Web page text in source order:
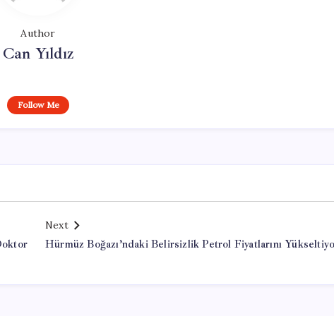
Author
Can Yıldız
Follow Me
Next
Hürmüz Boğazı’ndaki Belirsizlik Petrol Fiyatlarını